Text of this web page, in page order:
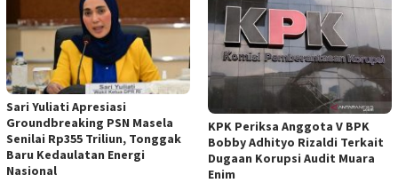
Sari Yuliati Apresiasi
Groundbreaking PSN Masela
Senilai Rp355 Triliun, Tonggak
Baru Kedaulatan Energi
Nasional
KPK Periksa Anggota V BPK
Bobby Adhityo Rizaldi Terkait
Dugaan Korupsi Audit Muara
Enim